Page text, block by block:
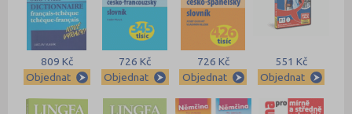
809 Kč
Objednat
726 Kč
Objednat
726 Kč
Objednat
551 Kč
Objednat